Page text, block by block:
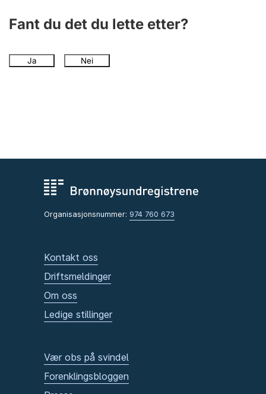
Fant du det du lette etter?
Ja Nei
Organisasjonsnummer: 974 760 673
Kontakt oss
Driftsmeldinger
Om oss
Ledige stillinger
Vær obs på svindel
Forenklingsbloggen